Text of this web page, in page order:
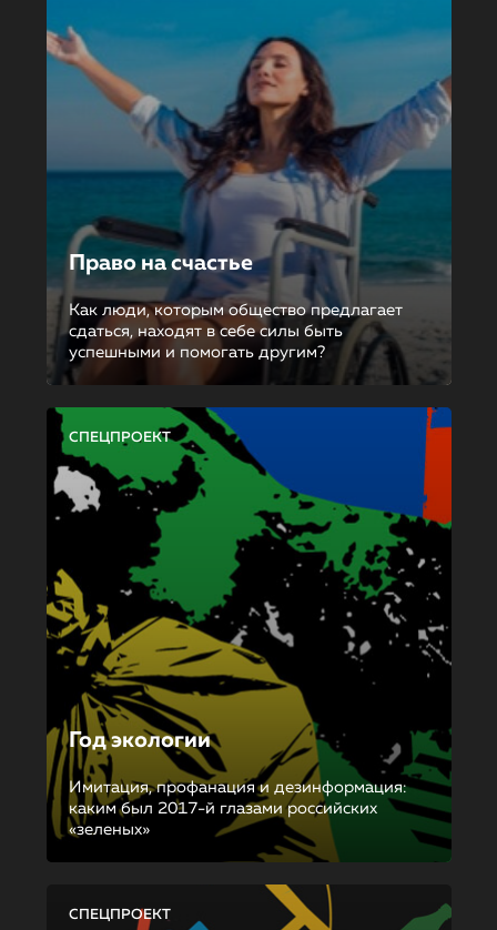
Право на счастье
Как люди, которым общество предлагает
сдаться, находят в себе силы быть
успешными и помогать другим?
СПЕЦПРОЕКТ
Год экологии
Имитация, профанация и дезинформация:
каким был 2017-й глазами российских
«зеленых»
СПЕЦПРОЕКТ